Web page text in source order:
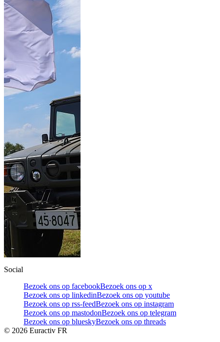
Social
Bezoek ons op facebookBezoek ons op x
Bezoek ons op linkedinBezoek ons op youtube
Bezoek ons op rss-feedBezoek ons op instagram
Bezoek ons op mastodonBezoek ons op telegram
Bezoek ons op blueskyBezoek ons op threads
© 2026 Euractiv FR